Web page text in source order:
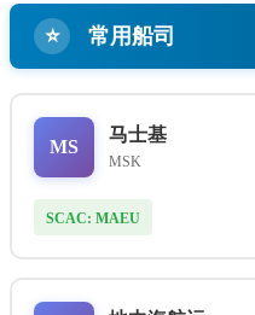
⭐ 常用船司
MS
马士基
MSK
SCAC: MAEU